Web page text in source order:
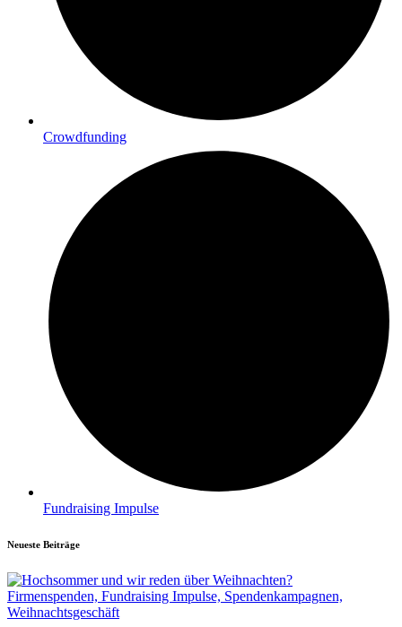
Crowdfunding
Fundraising Impulse
Neueste Beiträge
Firmenspenden, Fundraising Impulse, Spendenkampagnen,
Weihnachtsgeschäft